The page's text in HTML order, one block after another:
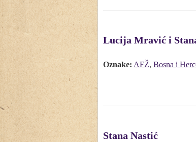
Lucija Mravić i
Oznake: AFŽ, Bosna i
Stana Nastić